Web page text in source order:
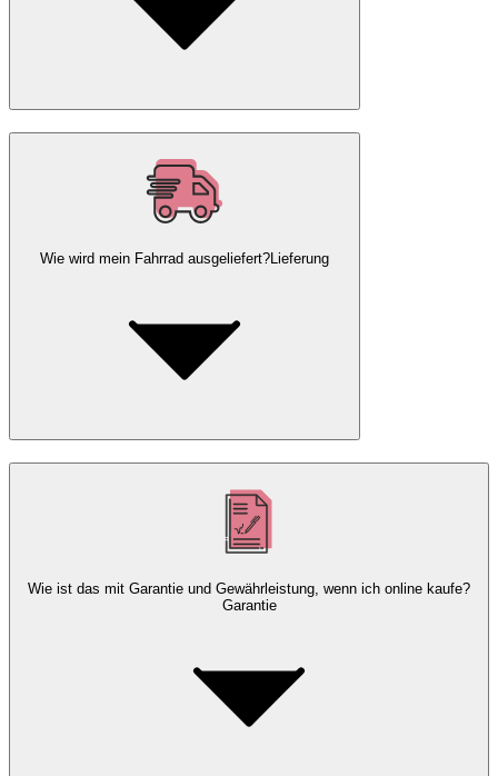
Wie wird mein Fahrrad ausgeliefert? Lieferung
Wie ist das mit Garantie und Gewährleistung, wenn ich online kaufe?
Garantie